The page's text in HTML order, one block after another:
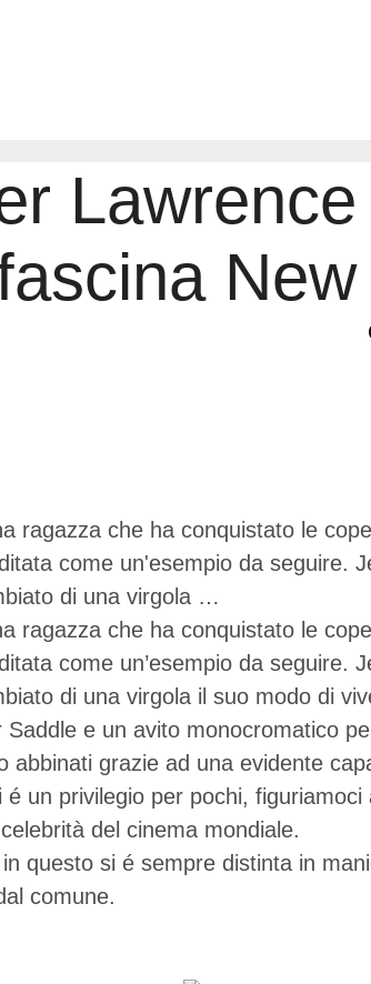
New
ragazza che ha conquistato le
come un'esempio da seguire.
di una virgola …
ragazza che ha conquistato le
come un’esempio da
di una virgola il suo modo di
e un avito monocromatico
abbinati grazie ad una evidente
é un privilegio per pochi,
del cinema mondiale.
questo si é sempre distinta in
comune.